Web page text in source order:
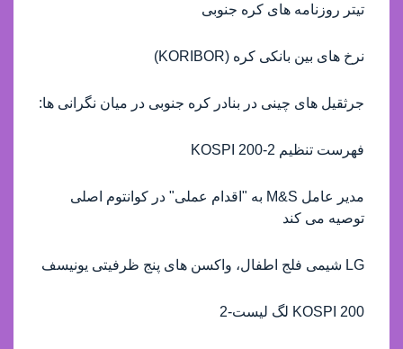
تیتر روزنامه های کره جنوبی
نرخ های بین بانکی کره (KORIBOR)
جرثقیل های چینی در بنادر کره جنوبی در میان نگرانی ها:
فهرست تنظیم KOSPI 200-2
مدیر عامل M&S به "اقدام عملی" در کوانتوم اصلی
توصیه می کند
LG شیمی فلج اطفال، واکسن های پنج ظرفیتی یونیسف
KOSPI 200 لگ لیست-2